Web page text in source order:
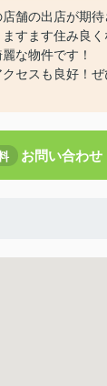
舗の出店が期
すます住み良
な物件です！
セスも良好！
お問い合わせ